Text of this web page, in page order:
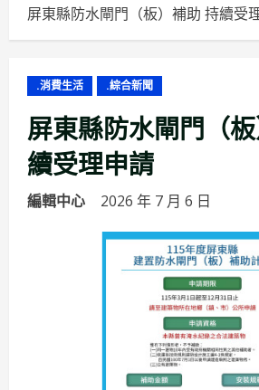
屏東縣防水閘門（板）補助 持續受
.消費生活 .綜合新聞
屏東縣防水閘門（
續受理申請
編輯中心 2026 年 7 月 6 日